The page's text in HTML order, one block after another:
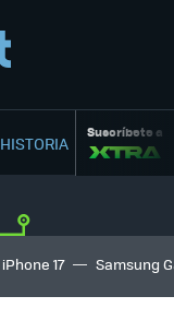
HISTORIA Suscríbete a
iPhone 17 Samsung